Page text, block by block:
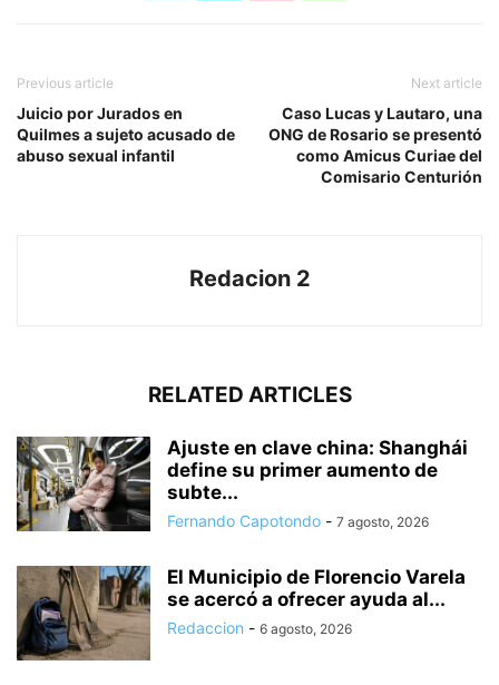
Previous article
Juicio por Jurados en
Quilmes a sujeto acusado de
abuso sexual infantil
Next article
Caso Lucas y Lautaro, una
ONG de Rosario se presentó
como Amicus Curiae del
Comisario Centurión
Redacion 2
RELATED ARTICLES
Ajuste en clave china: Shanghái
define su primer aumento de
subte...
Fernando Capotondo - 7 agosto, 2026
El Municipio de Florencio Varela
se acercó a ofrecer ayuda al...
Redaccion - 6 agosto, 2026